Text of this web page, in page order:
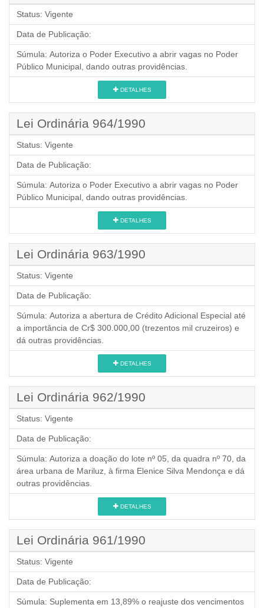
Status: Vigente
Data de Publicação:
Súmula: Autoriza o Poder Executivo a abrir vagas no Poder
Público Municipal, dando outras providências.
DETALHES
Lei Ordinária 964/1990
Status: Vigente
Data de Publicação:
Súmula: Autoriza o Poder Executivo a abrir vagas no Poder
Público Municipal, dando outras providências.
DETALHES
Lei Ordinária 963/1990
Status: Vigente
Data de Publicação:
Súmula: Autoriza a abertura de Crédito Adicional Especial até
a importância de Cr$ 300.000,00 (trezentos mil cruzeiros) e
dá outras providências.
DETALHES
Lei Ordinária 962/1990
Status: Vigente
Data de Publicação:
Súmula: Autoriza a doação do lote nº 05, da quadra nº 70, da
área urbana de Mariluz, à firma Elenice Silva Mendonça e dá
outras providências.
DETALHES
Lei Ordinária 961/1990
Status: Vigente
Data de Publicação:
Súmula: Suplementa em 13,89% o reajuste dos vencimentos